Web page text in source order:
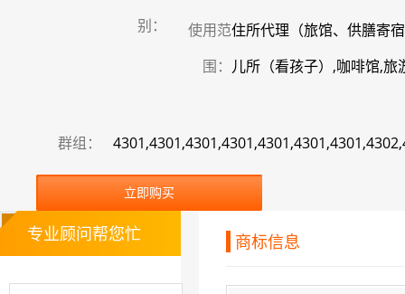
别：
使用范
围：
住所代理（旅馆、供膳寄
儿所（看孩子）,咖啡馆,
群组：
立即购买
商标信息
专业顾问帮您忙